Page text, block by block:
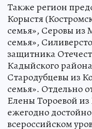
Также регион
Корыстя
семья», Серовы
семья»,
защитника
Кадыйского
Стародубцевы из
семья». Отдельно
Елены Тороевой
ежегодно
всероссийском